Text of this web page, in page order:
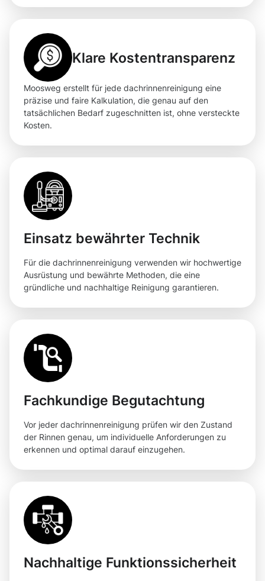
Klare Kostentransparenz
Moosweg erstellt für jede dachrinnenreinigung eine
präzise und faire Kalkulation, die genau auf den
tatsächlichen Bedarf zugeschnitten ist, ohne versteckte
Kosten.
Einsatz bewährter Technik
Für die dachrinnenreinigung verwenden wir hochwertige
Ausrüstung und bewährte Methoden, die eine
gründliche und nachhaltige Reinigung garantieren.
Fachkundige Begutachtung
Vor jeder dachrinnenreinigung prüfen wir den Zustand
der Rinnen genau, um individuelle Anforderungen zu
erkennen und optimal darauf einzugehen.
Nachhaltige Funktionssicherheit